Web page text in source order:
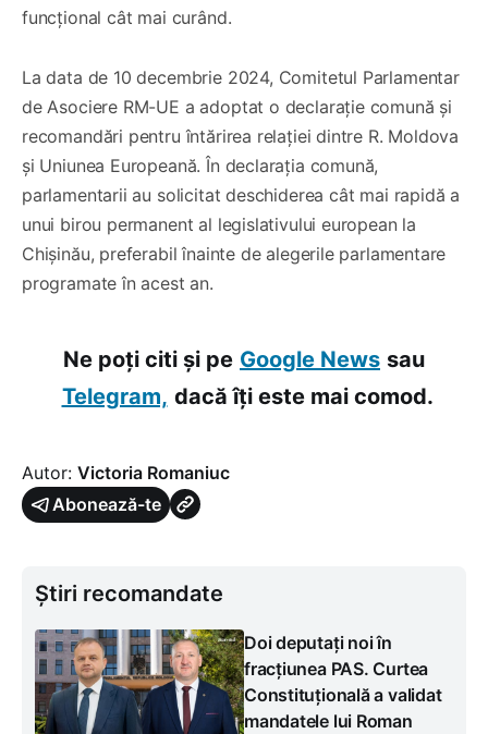
funcțional cât mai curând.
La data de 10 decembrie 2024, Comitetul Parlamentar
de Asociere RM-UE a adoptat o declarație comună și
recomandări pentru întărirea relației dintre R. Moldova
și Uniunea Europeană. În declarația comună,
parlamentarii au solicitat deschiderea cât mai rapidă a
unui birou permanent al legislativului european la
Chișinău, preferabil înainte de alegerile parlamentare
programate în acest an.
Ne poți citi și pe Google News sau
Telegram, dacă îți este mai comod.
Autor: Victoria Romaniuc
Abonează-te
Știri recomandate
Doi deputați noi în
fracțiunea PAS. Curtea
Constituțională a validat
mandatele lui Roman